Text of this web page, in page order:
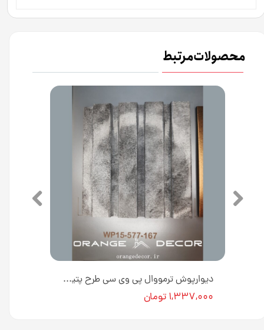
محصولات مرتبط
دیوارپوش ترمووال پی وی سی طرح پتینه خاکستری کد WP15-577-167 [انبار تهران]
۱,۳۳۷,۰۰۰ تومان